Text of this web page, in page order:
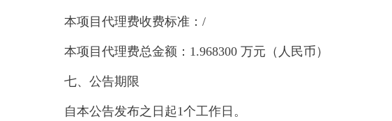
本项目代理费收费标准：/
本项目代理费总金额：1.968300 万元（人民币）
七、公告期限
自本公告发布之日起1个工作日。